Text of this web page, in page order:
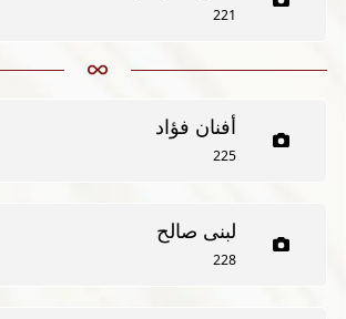
221
أفنان فؤاد
225
لبنى صالح
228